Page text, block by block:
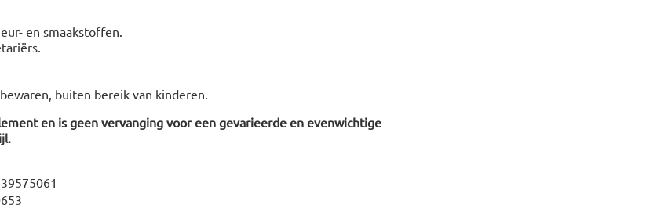
en smaakstoffen.
buiten bereik van kinderen.
en is geen vervanging voor een gevarieerde en evenwichtige